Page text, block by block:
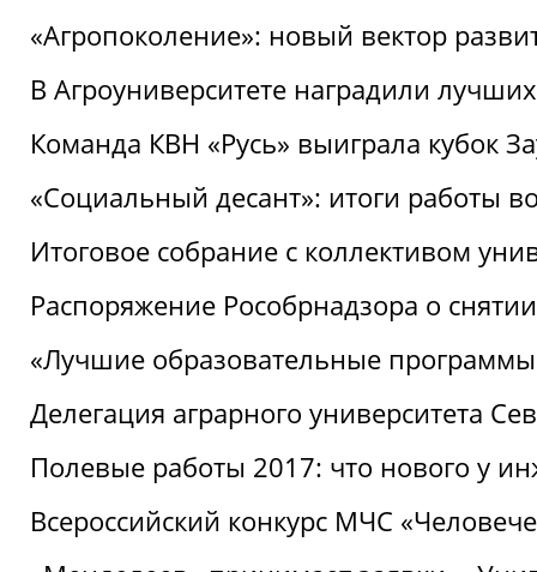
«Агропоколение»: новый вектор
В Агроуниверситете наградили
Команда КВН «Русь» выиграла кубок
«Социальный десант»: итоги работы
Итоговое собрание с коллективом
Распоряжение Рособрнадзора о
«Лучшие образовательные
Делегация аграрного университета
Полевые работы 2017: что нового у
Всероссийский конкурс МЧС